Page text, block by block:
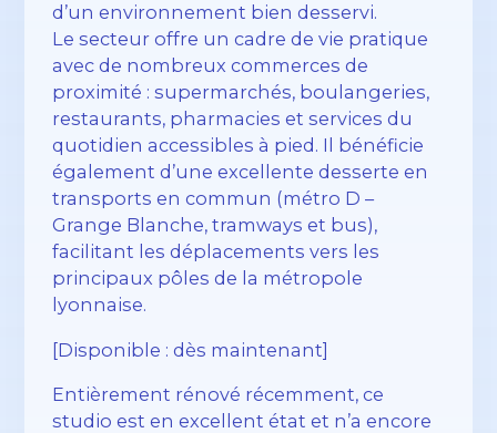
d’un environnement bien desservi.
Le secteur offre un cadre de vie pratique
avec de nombreux commerces de
proximité : supermarchés, boulangeries,
restaurants, pharmacies et services du
quotidien accessibles à pied. Il bénéficie
également d’une excellente desserte en
transports en commun (métro D –
Grange Blanche, tramways et bus),
facilitant les déplacements vers les
principaux pôles de la métropole
lyonnaise.
[Disponible : dès maintenant]
Entièrement rénové récemment, ce
studio est en excellent état et n’a encore